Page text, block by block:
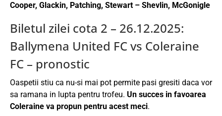
Cooper, Glackin, Patching, Stewart – Shevlin, McGonigle
Biletul zilei cota 2 – 26.12.2025:
Ballymena United FC vs Coleraine
FC – pronostic
Oaspetii stiu ca nu-si mai pot permite pasi gresiti daca vor
sa ramana in lupta pentru trofeu. Un succes in favoarea
Coleraine va propun pentru acest meci.